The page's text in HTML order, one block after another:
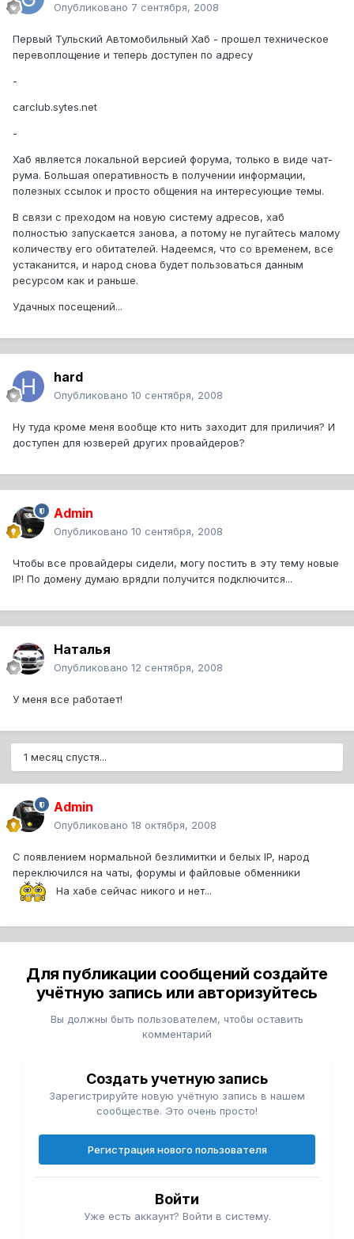
Опубликовано 7 сентября, 2008
Первый Тульский Автомобильный Хаб - прошел техническое
перевоплощение и теперь доступен по адресу
-
carclub.sytes.net
-
Хаб является локальной версией форума, только в виде чат-
рума. Большая оперативность в получении информации,
полезных ссылок и просто общения на интересующие темы.
В связи с преходом на новую систему адресов, хаб
полностью запускается занова, а потому не пугайтесь малому
количеству его обитателей. Надеемся, что со временем, все
устаканится, и народ снова будет пользоваться данным
ресурсом как и раньше.
Удачных посещений...
hard
Опубликовано 10 сентября, 2008
Ну туда кроме меня вообще кто нить заходит для приличия? И
доступен для юзверей других провайдеров?
Admin
Опубликовано 10 сентября, 2008
Чтобы все провайдеры сидели, могу постить в эту тему новые
IP! По домену думаю врядли получится подключится...
Наталья
Опубликовано 12 сентября, 2008
У меня все работает!
1 месяц спустя...
Admin
Опубликовано 18 октября, 2008
С появлением нормальной безлимитки и белых IP, народ
переключился на чаты, форумы и файловые обменники
На хабе сейчас никого и нет...
Для публикации сообщений создайте
учётную запись или авторизуйтесь
Вы должны быть пользователем, чтобы оставить
комментарий
Создать учетную запись
Зарегистрируйте новую учётную запись в нашем
сообществе. Это очень просто!
Регистрация нового пользователя
Войти
Уже есть аккаунт? Войти в систему.